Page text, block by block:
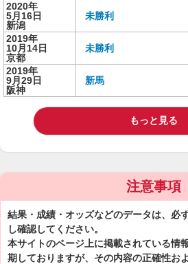
2020年
5月16日
新潟
未勝利
2019年
10月14日
京都
未勝利
2019年
9月29日
阪神
新馬
もっと見る
注意事項
結果・成績・オッズなどのデータは、必
し確認してください。
本サイトのページ上に掲載されている情
期しておりますが、その内容の正確性お